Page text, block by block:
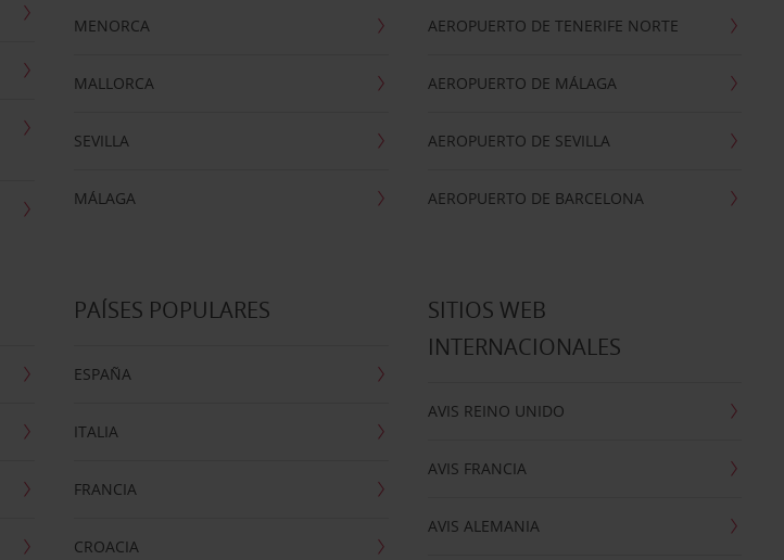
MENORCA
MALLORCA
SEVILLA
MÁLAGA
AEROPUERTO DE TENERIFE NORTE
AEROPUERTO DE MÁLAGA
AEROPUERTO DE SEVILLA
AEROPUERTO DE BARCELONA
PAÍSES POPULARES
ESPAÑA
ITALIA
FRANCIA
CROACIA
SITIOS WEB
INTERNACIONALES
AVIS REINO UNIDO
AVIS FRANCIA
AVIS ALEMANIA